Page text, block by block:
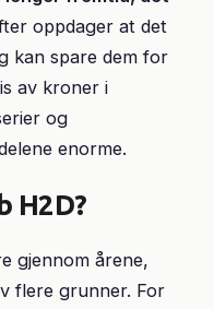
oppdager at det
kan spare dem for
av kroner i
og
enorme.
H2D?
gjennom årene,
flere grunner. For